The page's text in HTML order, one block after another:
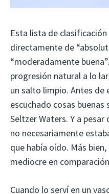
Esta lista de
directamente de
“moderadamente
progresión natural a lo
un salto limpio. Antes de
escuchado cosas
Seltzer Waters. Y a
no necesariamente
que había oído. Más
mediocre en
Cuando lo serví en un